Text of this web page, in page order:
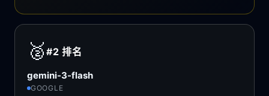
🥈 #2排名
gemini-3-flash
GOOGLE